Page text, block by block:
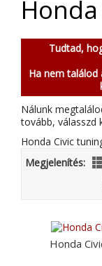
Tudtad,
Ha nem
Nálunk
tovább, válasszd
Honda Civic
Megjelenítés:
Honda